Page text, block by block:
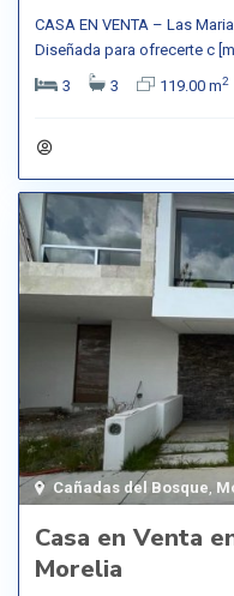
CASA EN VENTA – Las
Diseñada para ofrecerte c
3
3 119.00 m2
Cañadas del Bosque
Casa en Venta
Morelia